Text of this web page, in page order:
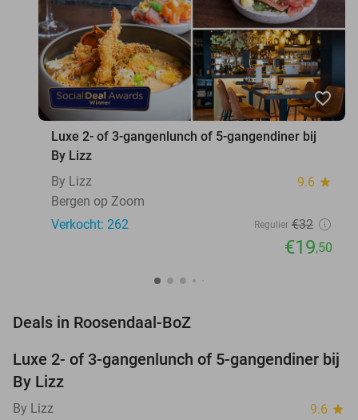
favorite_border
Luxe 2- of 3-gangenlunch of 5-gangendiner bij
By Lizz
By Lizz
9.6 star
Bergen op Zoom
Verkocht: 262
Regulier €32
€19,50
Deals in Roosendaal-BoZ
39%
Luxe 2- of 3-gangenlunch of 5-gangendiner bij
By Lizz
By Lizz 9.6 star